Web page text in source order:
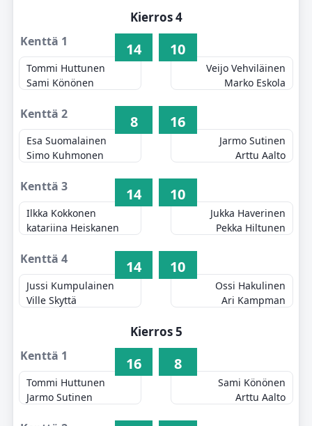
Kierros 4
Kenttä 1
Tommi Huttunen
Sami Könönen
14 10
Veijo Vehviläinen
Marko Eskola
Kenttä 2
Esa Suomalainen
Simo Kuhmonen
8 16
Jarmo Sutinen
Arttu Aalto
Kenttä 3
Ilkka Kokkonen
katariina Heiskanen
14 10
Jukka Haverinen
Pekka Hiltunen
Kenttä 4
Jussi Kumpulainen
Ville Skyttä
14 10
Ossi Hakulinen
Ari Kampman
Kierros 5
Kenttä 1
Tommi Huttunen
Jarmo Sutinen
16 8
Sami Könönen
Arttu Aalto